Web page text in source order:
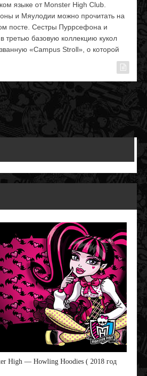
языке от Monster High Club.
и Мяулодии можно прочитать на
посте. Сестры Пуррсефона и
третью базовую коллекцию кукол
«Campus Stroll», о которой
High — Howling Hoodies ( 2018 год